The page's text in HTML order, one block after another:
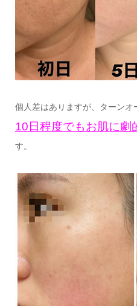
個人差はありますが、ターン
10日程度でもお肌に劇
す。